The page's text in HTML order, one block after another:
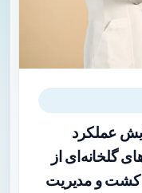
عملکرد
گلخانه‌ای از
کشت و مدیریت